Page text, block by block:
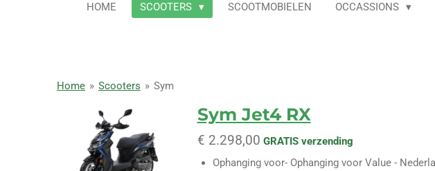
HOME SCOOTERS SCOOTMOBIELEN OCCASSIONS
Home » Scooters » Sym
Sym Jet4 RX
€ 2.298,00 GRATIS verzending
Ophanging voor- Ophanging voor Value -